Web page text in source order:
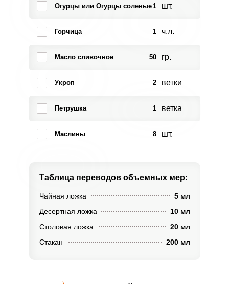
Огурцы или Огурцы соленые1 шт.
Горчица 1 ч.л.
Масло сливочное 50 гр.
Укроп 2 ветки
Петрушка 1 ветка
Маслины 8 шт.
Таблица переводов объемных мер:
Чайная ложка
5 мл
Десертная ложка
10 мл
Столовая ложка
20 мл
Стакан
200 мл